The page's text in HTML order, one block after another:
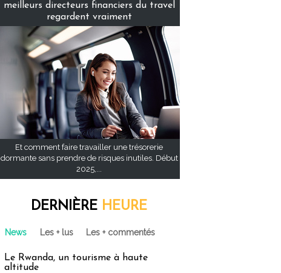
meilleurs directeurs financiers du travel
regardent vraiment
Et comment faire travailler une trésorerie
dormante sans prendre de risques inutiles. Début
2025,...
DERNIÈRE HEURE
News Les + lus Les + commentés
Le Rwanda, un tourisme à haute
altitude